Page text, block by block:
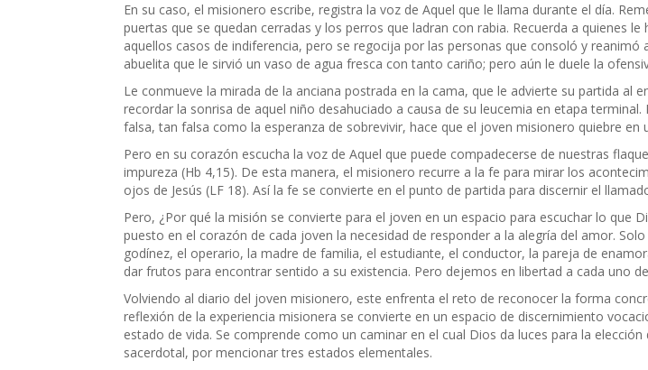
En su caso, el misionero escribe, registra la voz de Aquel que le llama durante el día.
puertas que se quedan cerradas y los perros que ladran con rabia. Recuerda a quienes
aquellos casos de indiferencia, pero se regocija por las personas que consoló y
abuelita que le sirvió un vaso de agua fresca con tanto cariño; pero aún le duele la
Le conmueve la mirada de la anciana postrada en la cama, que le advierte su partida al
recordar la sonrisa de aquel niño desahuciado a causa de su leucemia en etapa
falsa, tan falsa como la esperanza de sobrevivir, hace que el joven misionero quiebre
Pero en su corazón escucha la voz de Aquel que puede compadecerse de nuestras
impureza (Hb 4,15). De esta manera, el misionero recurre a la fe para mirar los
ojos de Jesús (LF 18). Así la fe se convierte en el punto de partida para discernir el
Pero, ¿Por qué la misión se convierte para el joven en un espacio para escuchar lo que
puesto en el corazón de cada joven la necesidad de responder a la alegría del amor.
godínez, el operario, la madre de familia, el estudiante, el conductor, la pareja de
dar frutos para encontrar sentido a su existencia. Pero dejemos en libertad a cada uno
Volviendo al diario del joven misionero, este enfrenta el reto de reconocer la forma
reflexión de la experiencia misionera se convierte en un espacio de discernimiento
estado de vida. Se comprende como un caminar en el cual Dios da luces para la
sacerdotal, por mencionar tres estados elementales.